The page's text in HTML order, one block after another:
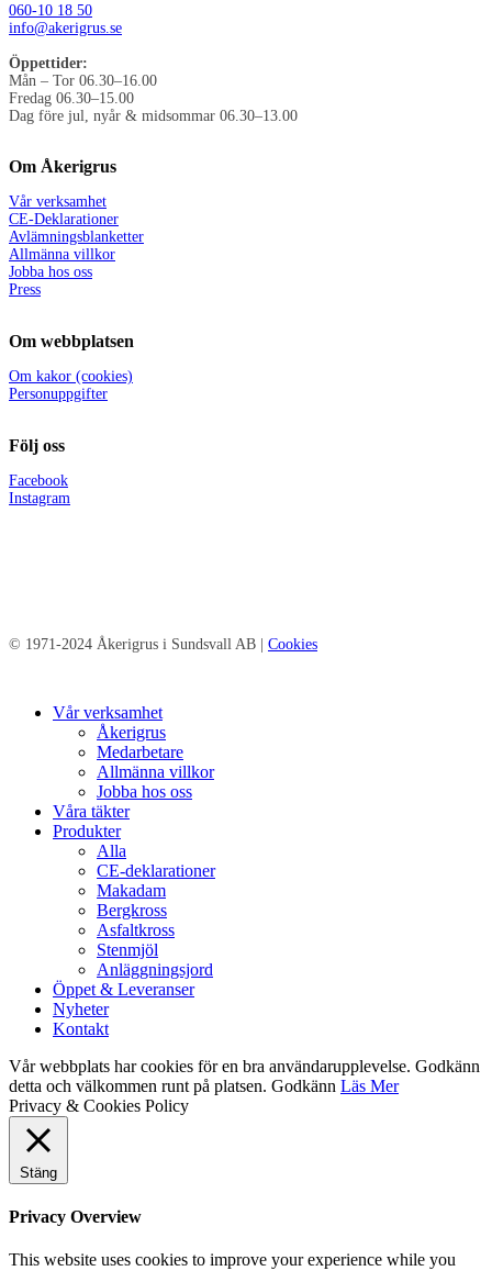
060-10 18 50
info@akerigrus.se
Öppettider:
Mån – Tor 06.30–16.00
Fredag 06.30–15.00
Dag före jul, nyår & midsommar 06.30–13.00
Om Åkerigrus
Vår verksamhet
CE-Deklarationer
Avlämningsblanketter
Allmänna villkor
Jobba hos oss
Press
Om webbplatsen
Om kakor (cookies)
Personuppgifter
Följ oss
Facebook
Instagram
© 1971-2024 Åkerigrus i Sundsvall AB | Cookies
Close
Vår verksamhet
Åkerigrus
Medarbetare
Allmänna villkor
Jobba hos oss
Våra täkter
Produkter
Alla
CE-deklarationer
Makadam
Bergkross
Asfaltkross
Stenmjöl
Anläggningsjord
Öppet & Leveranser
Nyheter
Kontakt
Vår webbplats har cookies för en bra användarupplevelse. Godkänn
detta och välkommen runt på platsen. Godkänn Läs Mer
Privacy & Cookies Policy
Stäng
Privacy Overview
This website uses cookies to improve your experience while you